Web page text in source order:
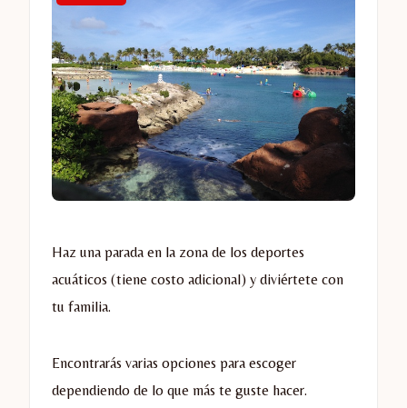
Haz una parada en la zona de los deportes
acuáticos (tiene costo adicional) y diviértete con
tu familia.
Encontrarás varias opciones para escoger
dependiendo de lo que más te guste hacer.